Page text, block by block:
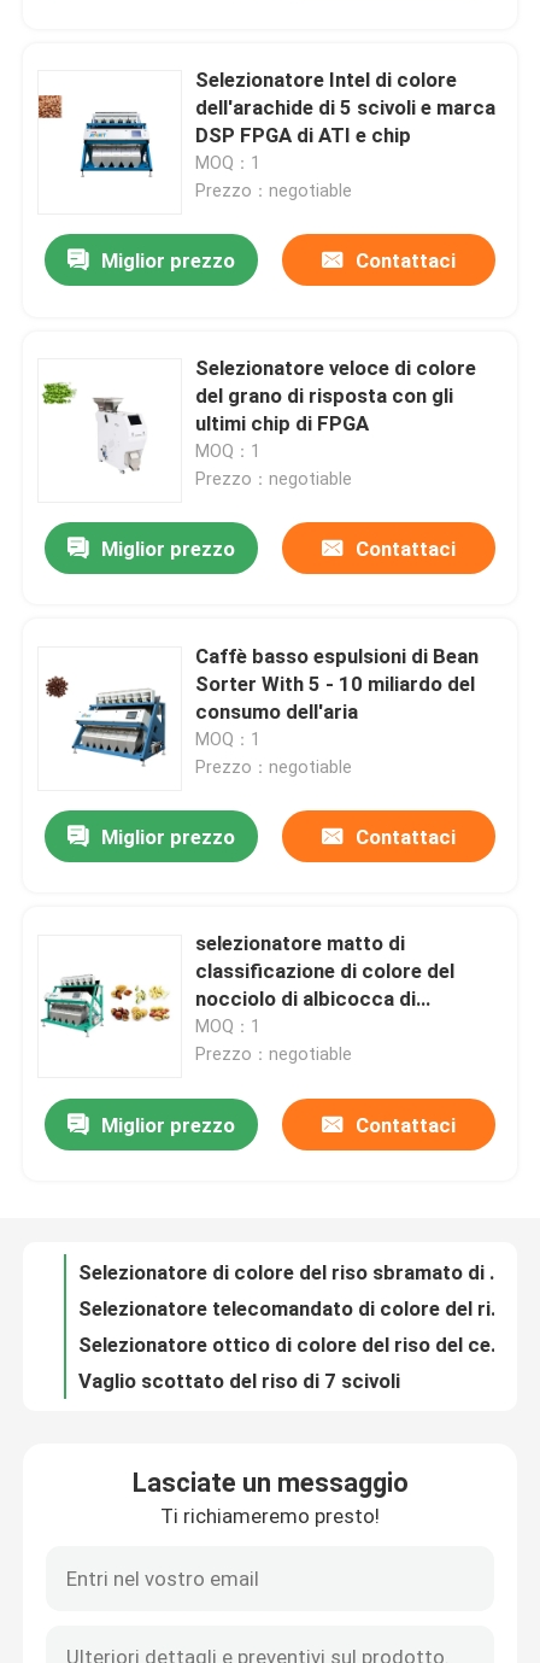
Prodotti
Circa noi
Controllo di qualità
Contattici
Richieda una citazione
Selezionatore di colore del riso
selezionatore di colore del grano
Selezionatore Intel di colore
dell'arachide di 5 scivoli e marca
DSP FPGA di ATI e chip
MOQ：1
Prezzo：negotiable
Miglior prezzo Contattaci
Selezionatore veloce di colore
del grano di risposta con gli
ultimi chip di FPGA
MOQ：1
Prezzo：negotiable
Miglior prezzo Contattaci
Caffè basso espulsioni di Bean
Sorter With 5 - 10 miliardo del
consumo dell'aria
MOQ：1
Prezzo：negotiable
Miglior prezzo Contattaci
selezionatore matto di
classificazione di colore del
nocciolo di albicocca di
agricoltura 8tph
MOQ：1
Prezzo：negotiable
Miglior prezzo Contattaci
Selezionatore di colore del riso sbramato di Myotonin del sorgo
Macchina automatica del selezionatore di colore del riso per il miglio appiccicoso di Brown
Lasciate un messaggio
Ti richiameremo presto!